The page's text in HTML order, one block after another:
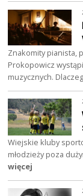
Znakomity pianista,
Prokopowicz
muzycznych.
Wiejskie kluby
młodzieży poza
więcej